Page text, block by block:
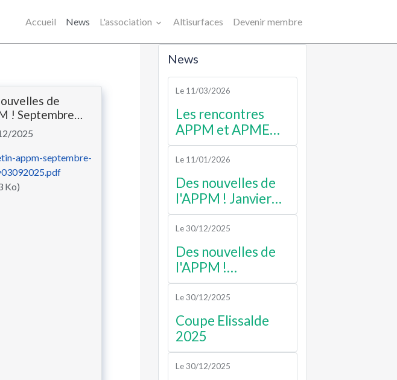
Accueil News L'association Altisurfaces Devenir membre
de
! Septembre
2025
appm-septembre-
Ko)
News
Le 11/03/2026
Les rencontres
APPM et APME
2026
Le 11/01/2026
Des nouvelles de
l'APPM ! Janvier
2026
Le 30/12/2025
Des nouvelles de
l'APPM !
Septembre 2025
Le 30/12/2025
Coupe Elissalde
2025
Le 30/12/2025